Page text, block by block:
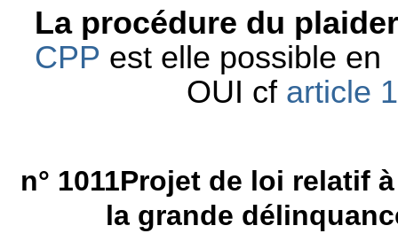
La procédure du
CPP est elle possible en
OUI cf article
n° 1011Projet de loi relatif
la grande